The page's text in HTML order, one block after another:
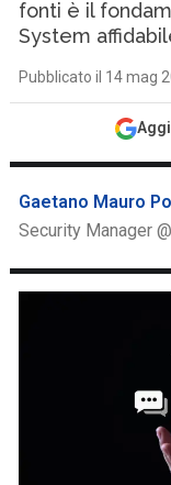
fonti è il
System
Pubblicato il 14 mag
Gaetano Mauro
Security Manager